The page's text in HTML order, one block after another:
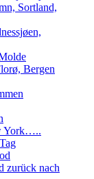
Sortland,
Bergen
York…..
zurück nach